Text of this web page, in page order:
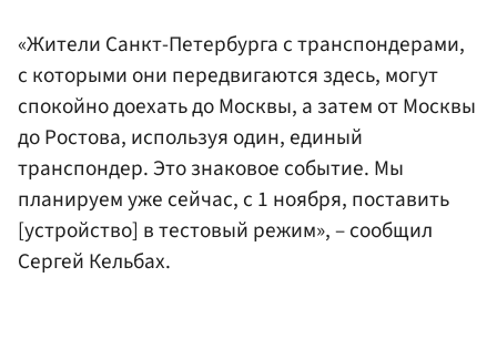
«Жители Санкт-Петербурга с транспондерами,
с которыми они передвигаются здесь, могут
спокойно доехать до Москвы, а затем от Москвы
до Ростова, используя один, единый
транспондер. Это знаковое событие. Мы
планируем уже сейчас, с 1 ноября, поставить
[устройство] в тестовый режим», – сообщил
Сергей Кельбах.